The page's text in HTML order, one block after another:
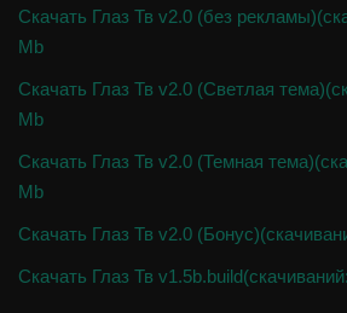
Скачать Глаз Тв v2.0 (без
Mb
Скачать Глаз Тв v2.0 (Светлая
Mb
Скачать Глаз Тв v2.0 (Темная
Mb
Скачать Глаз Тв v2.0
Скачать Глаз Тв